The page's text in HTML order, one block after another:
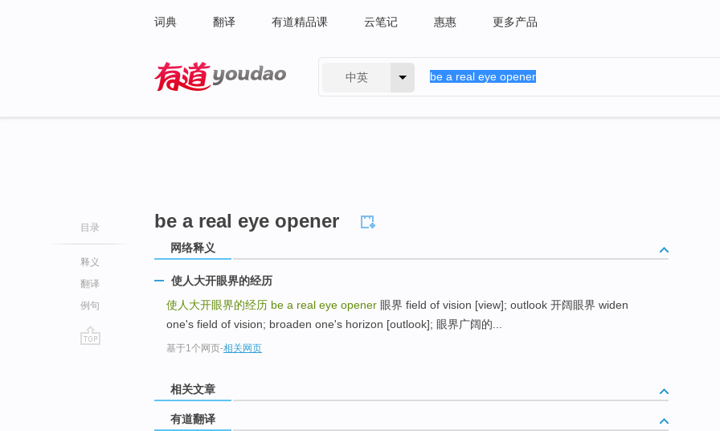
词典 翻译 有道精品课 云笔记 惠惠 更多产品
中英
目录
释义
翻译
例句
be a real eye opener
网络释义
使人大开眼界的经历
使人大开眼界的经历 be a real eye opener 眼界 field of vision [view]; outlook 开阔眼界 widen
one's field of vision; broaden one's horizon [outlook]; 眼界广阔的...
基于1个网页-相关网页
相关文章
有道翻译